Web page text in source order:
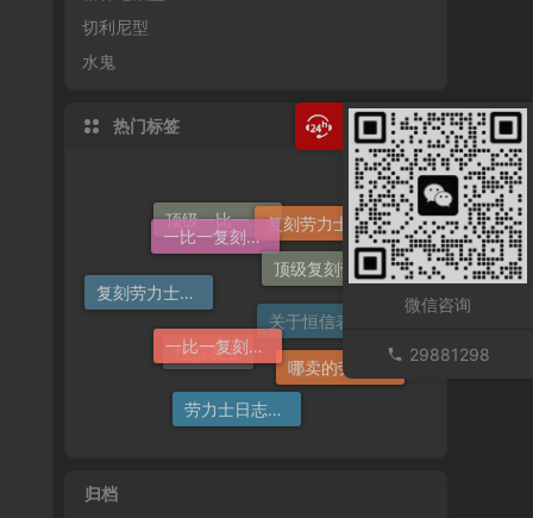
切利尼型
水鬼
热门标签
顶级一比一复刻劳力士手表价格
复刻劳力士手表
关于恒信表业
复刻劳力士一般多少钱
一比一复刻劳力士手表
顶级复刻劳力士手表
劳力士日志哪个厂仿好
归档
微信咨询
29881298